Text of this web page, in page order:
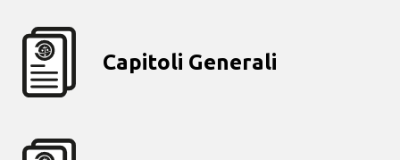
Capitoli Generali